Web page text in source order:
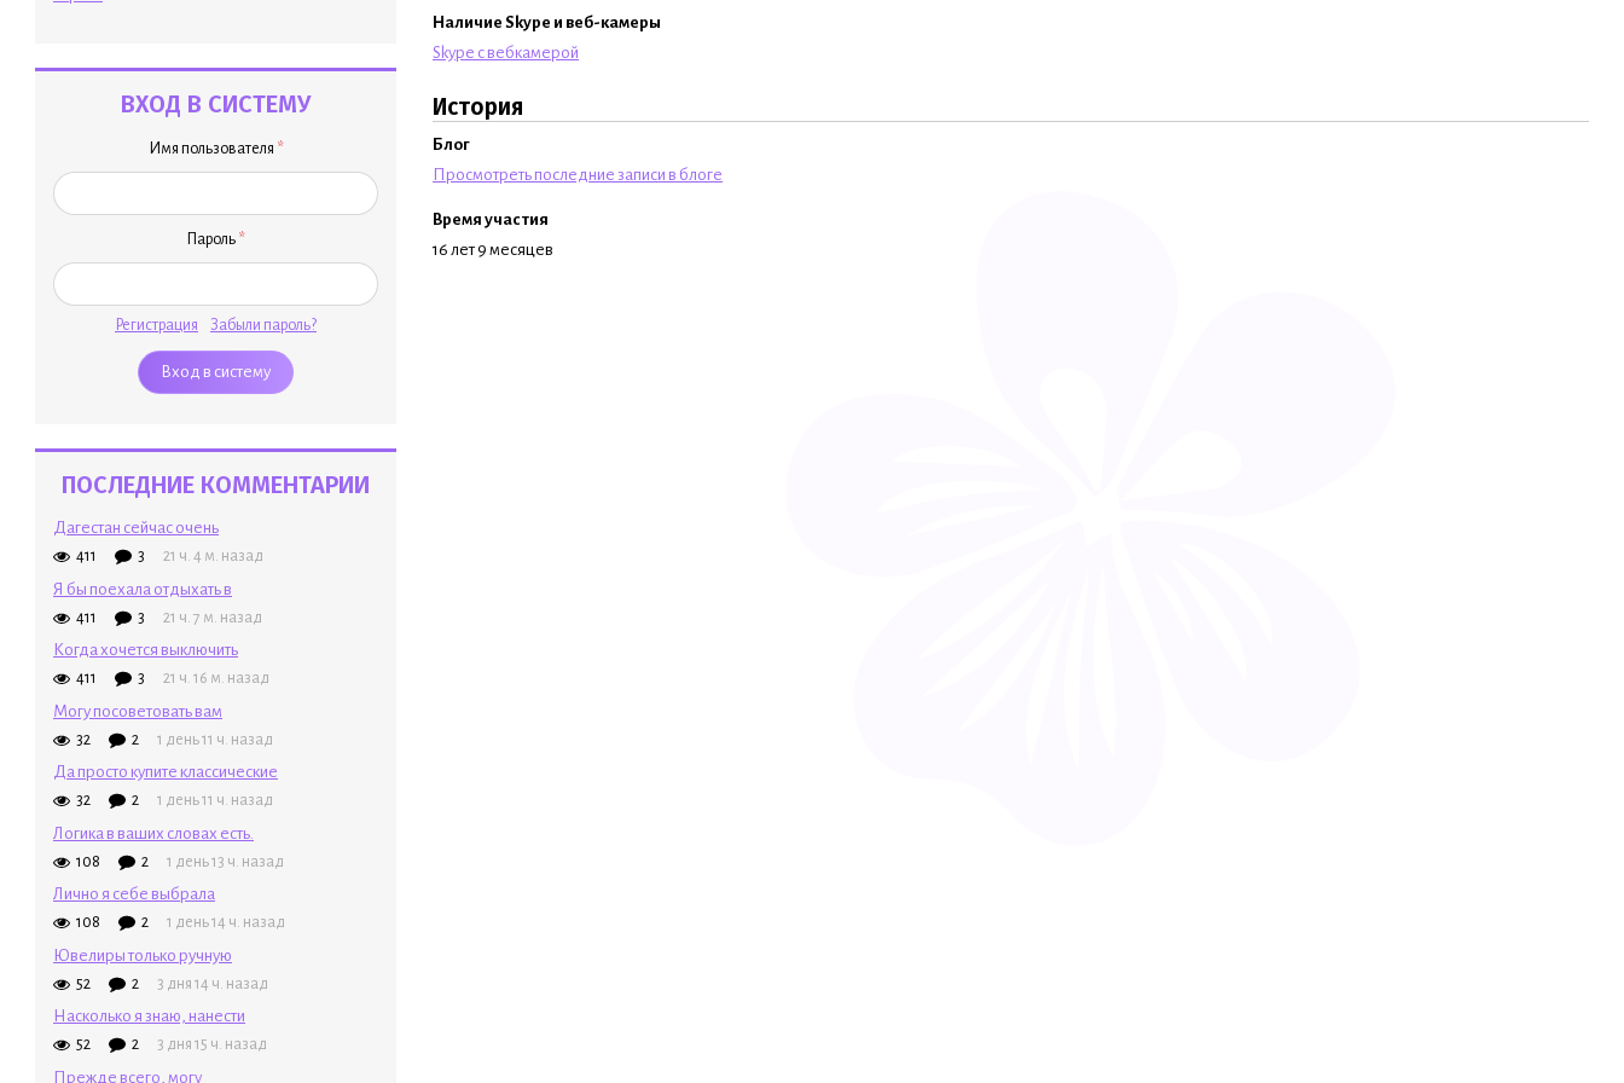
ВХОД В СИСТЕМУ
Имя пользователя *
Пароль *
Регистрация Забыли пароль?
ПОСЛЕДНИЕ КОММЕНТАРИИ
Дагестан сейчас очень
411 3 21 ч. 4 м. назад
Я бы поехала отдыхать в
411 3 21 ч. 7 м. назад
Когда хочется выключить
411 3 21 ч. 16 м. назад
Могу посоветовать вам
32 2 1 день 11 ч. назад
Да просто купите классические
32 2 1 день 11 ч. назад
Логика в ваших словах есть.
108 2 1 день 13 ч. назад
Лично я себе выбрала
108 2 1 день 14 ч. назад
Ювелиры только ручную
52 2 3 дня 14 ч. назад
Насколько я знаю, нанести
52 2 3 дня 15 ч. назад
Прежде всего, могу
Наличие Skype и веб-камеры
Skype с вебкамерой
История
Блог
Просмотреть последние записи в блоге
Время участия
16 лет 9 месяцев